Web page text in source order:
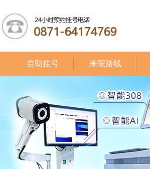
自助挂号 来院路线